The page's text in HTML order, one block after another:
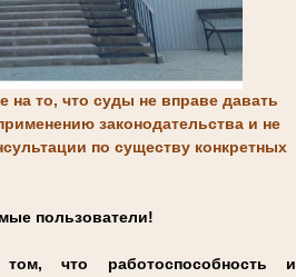
то, что суды не вправе давать
законодательства и не
по существу конкретных
пользователи!
что работоспособность и